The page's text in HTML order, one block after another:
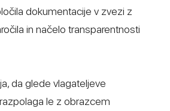
dokumentacije v zvezi z
in načelo transparentnosti
da glede vlagateljeve
le z obrazcem